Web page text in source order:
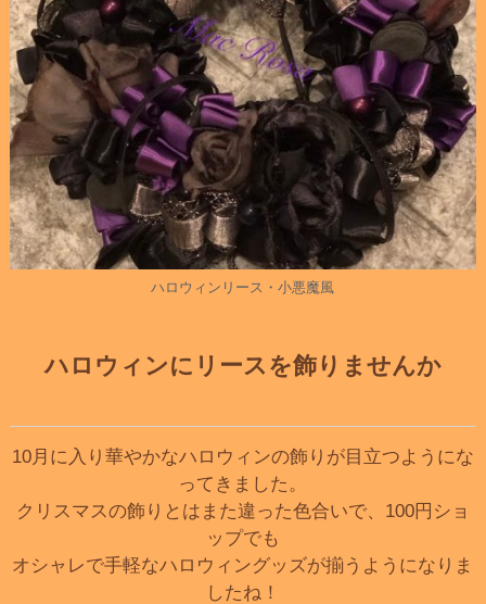
ハロウィンリース・小悪魔風
ハロウィンにリースを飾りませんか
10月に入り華やかなハロウィンの飾りが目立つようにな
ってきました。
クリスマスの飾りとはまた違った色合いで、100円ショ
ップでも
オシャレで手軽なハロウィングッズが揃うようになりま
したね！